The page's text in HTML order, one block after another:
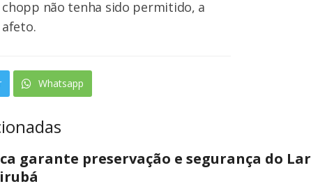
não tenha sido permitido, a
Whatsapp
garante preservação e segurança do Lar